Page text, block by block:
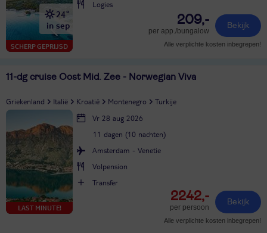
SCHERP GEPRIJSD
24°
in sep
Logies
209,-
per app./bungalow
Bekijk
Alle verplichte kosten inbegrepen!
11-dg cruise Oost Mid. Zee - Norwegian Viva
Griekenland Italië Kroatië Montenegro Turkije
LAST MINUTE!
Vr 28 aug 2026
11 dagen (10 nachten)
Amsterdam - Venetie
Volpension
Transfer
2242,-
per persoon
Bekijk
Alle verplichte kosten inbegrepen!